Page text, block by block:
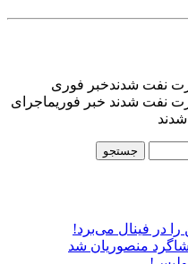
نفت شدندخبر فوری
نفت شدند خبر فوریماجرای
را در فینال می‌برد!
منصوریان شد